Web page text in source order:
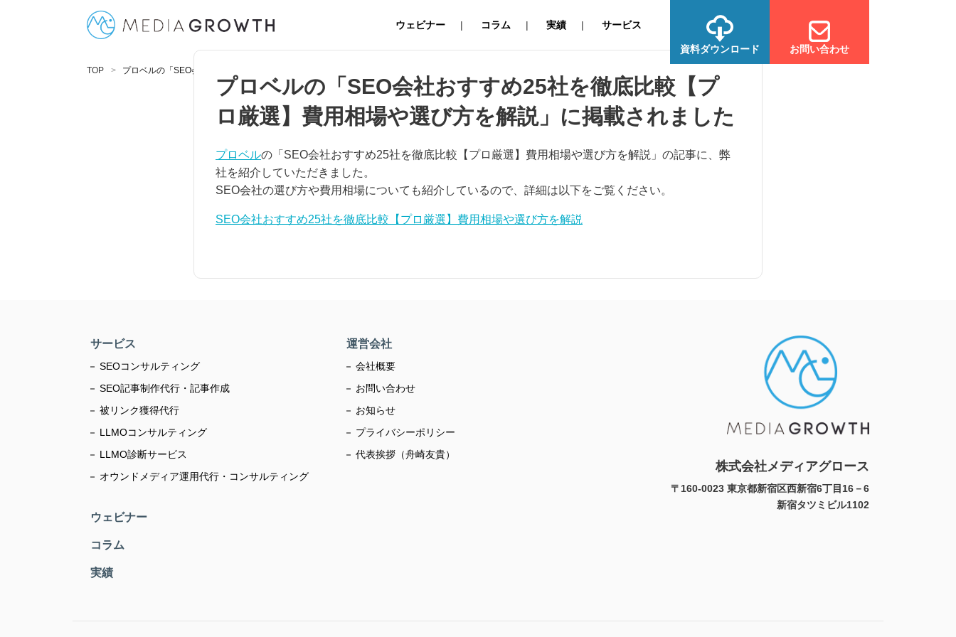
ウェビナー コラム 実績 サービス
資料ダウンロード お問い合わせ
TOP プロベルの「SEO会社おすすめ25社を徹底比較【プロ厳選】費用相場や選び方を解説」に掲載されました
プロベルの「SEO会社おすすめ25社を徹底比較【プ
ロ厳選】費用相場や選び方を解説」に掲載されました
プロベルの「SEO会社おすすめ25社を徹底比較【プロ厳選】費用相場や選び方を解説」の記事に、弊
社を紹介していただきました。
SEO会社の選び方や費用相場についても紹介しているので、詳細は以下をご覧ください。
SEO会社おすすめ25社を徹底比較【プロ厳選】費用相場や選び方を解説
サービス
SEOコンサルティング
SEO記事制作代行・記事作成
被リンク獲得代行
LLMOコンサルティング
LLMO診断サービス
オウンドメディア運用代行・コンサルティング
ウェビナー
コラム
実績
運営会社
会社概要
お問い合わせ
お知らせ
プライバシーポリシー
代表挨拶（舟崎友貴）
株式会社メディアグロース
〒160-0023 東京都新宿区西新宿6丁目16－6
新宿タツミビル1102